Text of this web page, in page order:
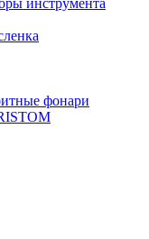
инструмента
фонари